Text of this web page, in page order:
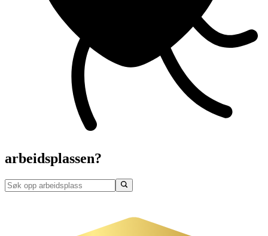
arbeidsplassen?